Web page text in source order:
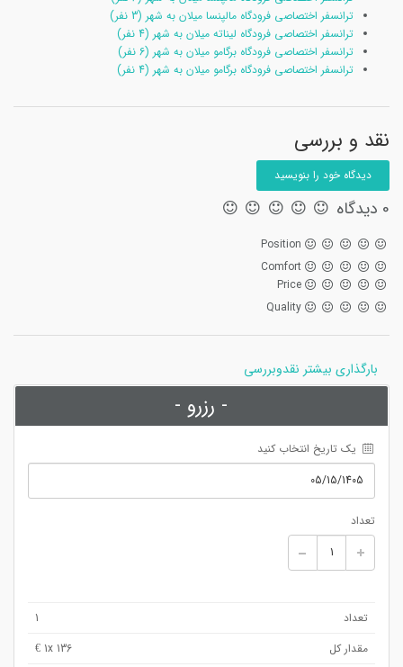
ترانسفر اختصاصی فرودگاه مالپنسا میلان به شهر (3 نفر)
ترانسفر اختصاصی فرودگاه لیناته میلان به شهر (4 نفر)
ترانسفر اختصاصی فرودگاه برگامو میلان به شهر (6 نفر)
ترانسفر اختصاصی فرودگاه برگامو میلان به شهر (4 نفر)
نقد و بررسی
دیدگاه خود را بنویسید
0 دیدگاه
Position
Comfort
Price
Quality
بارگذاری بیشتر نقدوبررسی
- رزرو -
یک تاریخ انتخاب کنید
تعداد
تعداد
1
مقدار کل
1x 136 €